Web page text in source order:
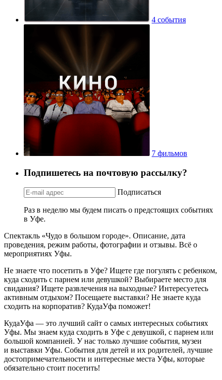
4 события
7 фильмов
Подпишетесь на почтовую рассылку?
Подписаться
Раз в неделю мы будем писать о предстоящих событиях
в Уфе.
Спектакль «Чудо в большом городе». Описание, дата
проведения, режим работы, фотографии и отзывы. Всё о
мероприятиях Уфы.
Не знаете что посетить в Уфе? Ищете где погулять с ребенком,
куда сходить с парнем или девушкой? Выбираете место для
свидания? Ищете развлечения на выходные? Интересуетесь
активным отдыхом? Посещаете выставки? Не знаете куда
сходить на корпоратив? КудаУфа поможет!
КудаУфа — это лучший сайт о самых интересных событиях
Уфы. Мы знаем куда сходить в Уфе с девушкой, с парнем или
большой компанией. У нас только лучшие события, музеи
и выставки Уфы. События для детей и их родителей, лучшие
достопримечательности и интересные места Уфы, которые
обязательно стоит посетить!